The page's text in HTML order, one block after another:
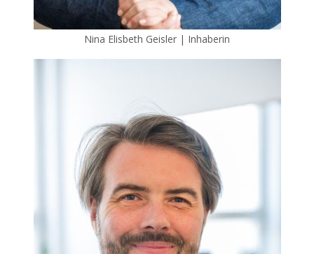
Nina Elisbeth Geisler | Inhaberin